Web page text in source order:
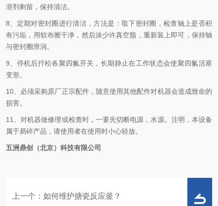
溶剂剩留，保持清洁。
8、定期对密封圈进行清洁，方法是：取下密封圈，检查轴上是否积
有污垢，用软布擦干净，然后涂少许真空脂，重新装上即可，保持轴
与密封圈滑润。
9、停机后拧松各聚四氟开关，长期静止在工作状态会使聚四氟活塞
变形。
10、必须采购原厂正宗配件，随意使用其他配件对机器会造成致命的
损害。
11、对机器做修理或检查时，一要先切断电源，水源。注明，本设备
属于易碎产品，请使用者在使用时小心轻放。
五洲鼎创（北京）科技有限公司
上一个： 如何维护搪瓷反应釜？